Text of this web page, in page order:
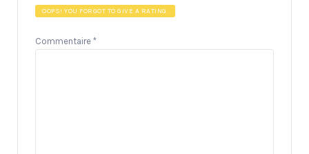
OOPS! YOU FORGOT TO GIVE A RATING.
Commentaire *